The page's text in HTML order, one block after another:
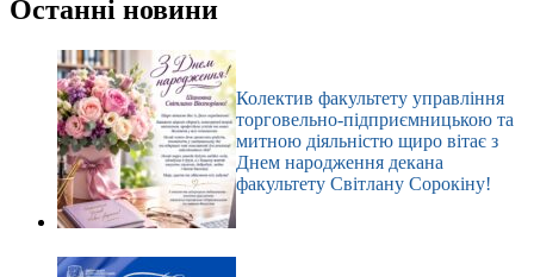
Останні новини
Колектив факультету управління
торговельно-підприємницькою та
митною діяльністю щиро вітає з
Днем народження декана
факультету Світлану Сорокіну!